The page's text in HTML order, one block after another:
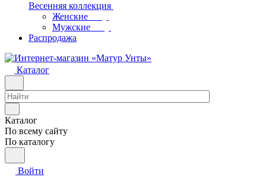
Весенняя коллекция
Женские
Мужские
Распродажа
Каталог
Каталог
По всему сайту
По каталогу
Войти